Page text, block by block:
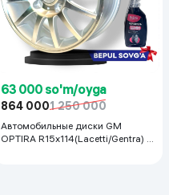
63 000 so'm/oyga
864 0001 250 000
Автомобильные диски GM
OPTIRA R15x114(Lacetti/Gentra) 1